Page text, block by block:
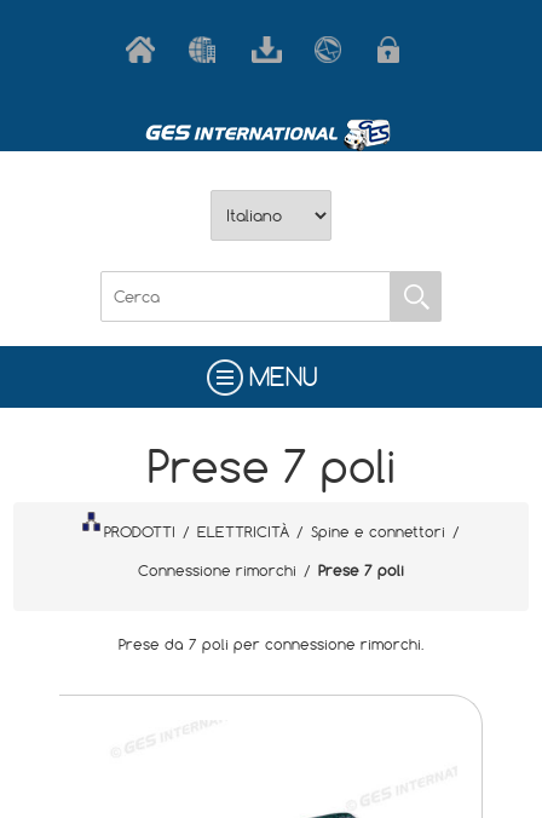
MENU
Prese 7 poli
PRODOTTI / ELETTRICITÀ / Spine e connettori /
Connessione rimorchi / Prese 7 poli
Prese da 7 poli per connessione rimorchi.